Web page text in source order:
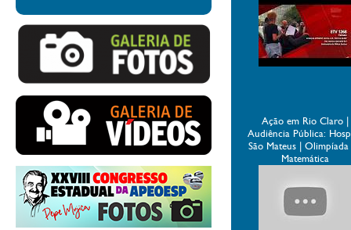
Ação em Rio Claro |
Audiência Pública:
São Mateus |
Matemática